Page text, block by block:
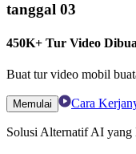
tanggal 03
450K+ Tur Video
Buat tur video mobil
Memulai Cara
Solusi Alternatif AI yang